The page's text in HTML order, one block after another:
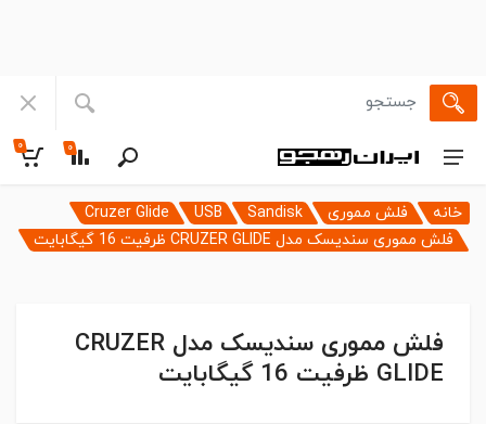
۰ ۰
خانه فلش مموری Sandisk
USB
Cruzer Glide
فلش مموری سندیسک مدل CRUZER GLIDE ظرفیت 16 گیگابایت
فلش مموری سندیسک مدل CRUZER
GLIDE ظرفیت 16 گیگابایت